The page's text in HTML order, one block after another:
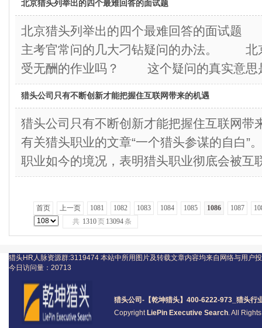
北京猎头列举出的四个最难回答的面试题
北京猎头列举出的四个最难回答的面试题
主考官常问的几大刁钻疑问的办法。 北
受无酬的作业吗？ 这个疑问的真实意思
猎头公司只有不断创新才能把握住互联网带来的机遇
猎头公司只有不断创新才能把握住互联网
有关猎头职业的文章“一个猎头参谋的自白”
职业如今的境况，表明猎头职业彻底会被互
首页 上一页 1081 1082 1083 1084 1085 1086 1087
共 1310页 13094条
猎头公司 -【乾坤猎头】400-6222-973_ 猎头行
Copyright LiePin Executive Search. All
猎头HR人脉资源群:3119474 本站中所用图片及转载文章内容均来自网络与用户
今日访问量： 20713